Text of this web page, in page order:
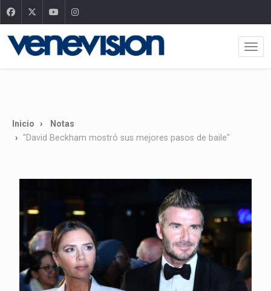
Inicio
Notas
"David Beckham mostró sus mejores pasos de baile"